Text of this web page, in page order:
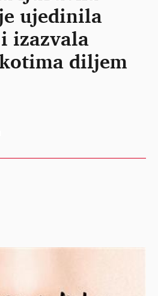
ujedinila
izazvala
diljem